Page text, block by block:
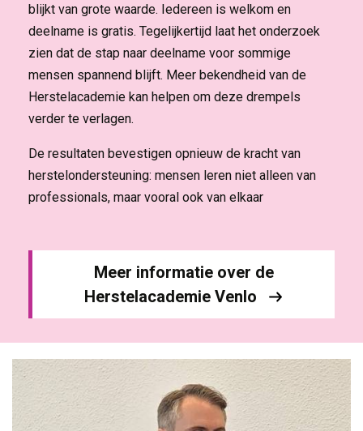
blijkt van grote waarde. Iedereen is welkom en
deelname is gratis. Tegelijkertijd laat het onderzoek
zien dat de stap naar deelname voor sommige
mensen spannend blijft. Meer bekendheid van de
Herstelacademie kan helpen om deze drempels
verder te verlagen.
De resultaten bevestigen opnieuw de kracht van
herstelondersteuning: mensen leren niet alleen van
professionals, maar vooral ook van elkaar
Meer informatie over de
Herstelacademie Venlo